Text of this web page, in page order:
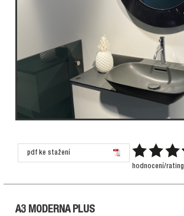
pdf ke stažení
hodnocení/rating
A3 MODERNA PLUS